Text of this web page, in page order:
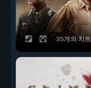
35개의 치트